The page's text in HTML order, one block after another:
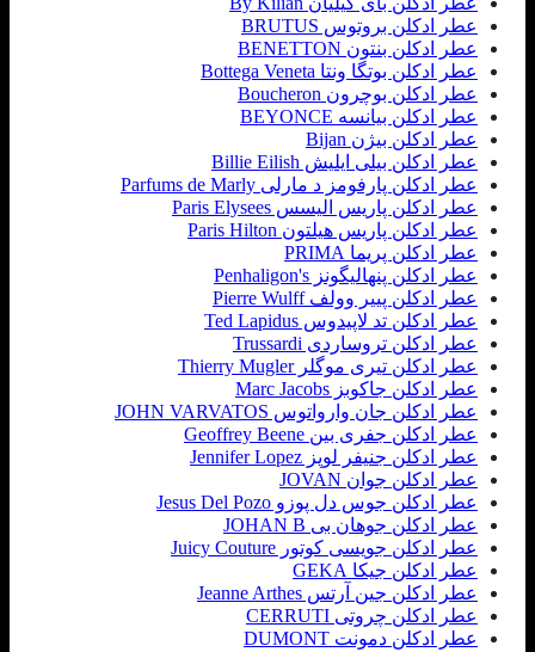
عطر ادکلن بروتوس BRUTUS
عطر ادکلن بنتون BENETTON
عطر ادکلن بوتگا ونتا Bottega Veneta
عطر ادکلن بوچرون Boucheron
عطر ادکلن بیانسه BEYONCE
عطر ادکلن بیژن Bijan
عطر ادکلن بیلی ایلیش Billie Eilish
عطر ادکلن پارفومز د مارلی Parfums de Marly
عطر ادکلن پاریس الیسس Paris Elysees
عطر ادکلن پاریس هیلتون Paris Hilton
عطر ادکلن پریما PRIMA
عطر ادکلن پنهالیگونز Penhaligon's
عطر ادکلن پییر وولف Pierre Wulff
عطر ادکلن تد لاپیدوس Ted Lapidus
عطر ادکلن تروساردی Trussardi
عطر ادکلن تیری موگلر Thierry Mugler
عطر ادکلن جاکوبز Marc Jacobs
عطر ادکلن جان وارواتوس JOHN VARVATOS
عطر ادکلن جفری بین Geoffrey Beene
عطر ادکلن جنیفر لوپز Jennifer Lopez
عطر ادکلن جوان JOVAN
عطر ادکلن جوس دل پوزو Jesus Del Pozo
عطر ادکلن جوهان بی JOHAN B
عطر ادکلن جویسی کوتور Juicy Couture
عطر ادکلن جیکا GEKA
عطر ادکلن جین آرتس Jeanne Arthes
عطر ادکلن چروتی CERRUTI
عطر ادکلن دمونت DUMONT